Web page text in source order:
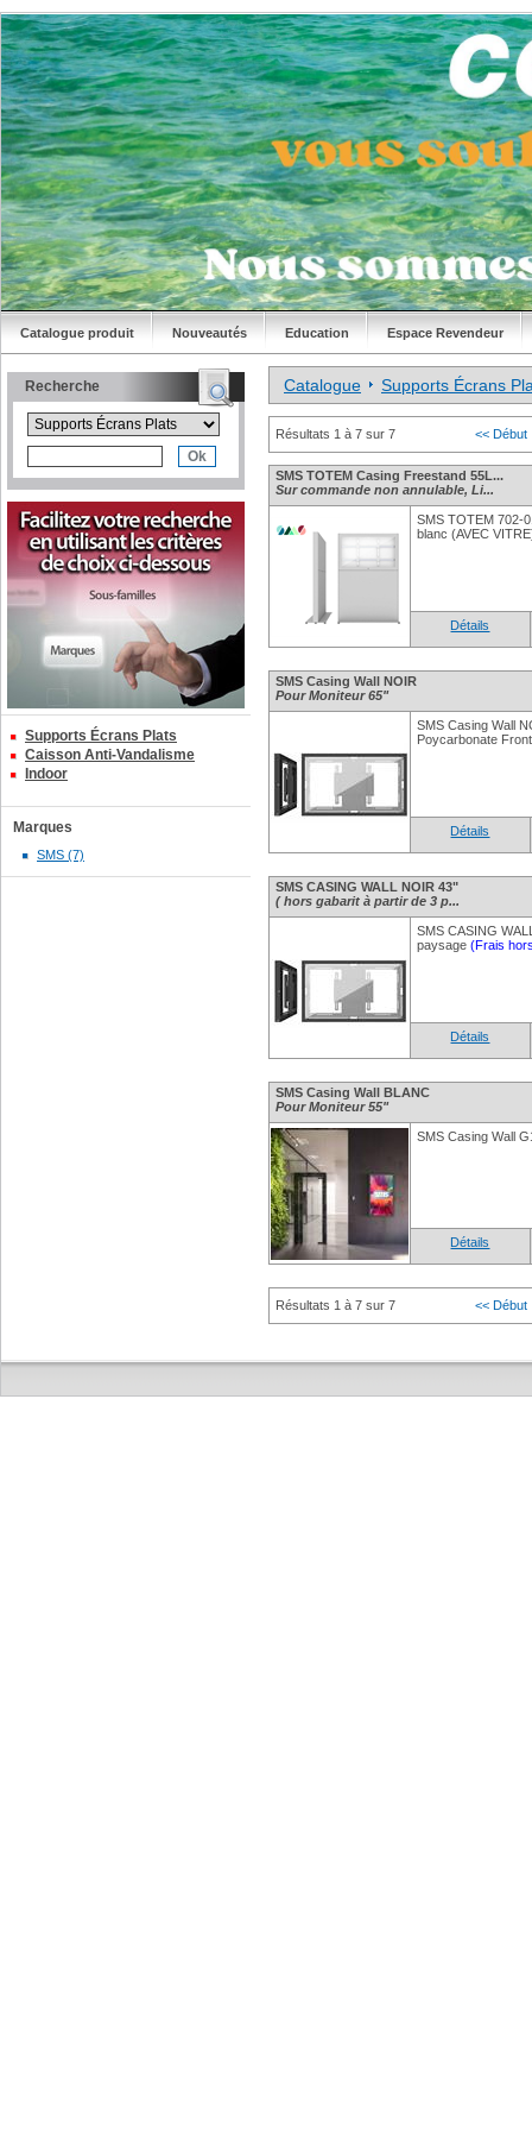
Catalogue produit Nouveautés Education Espace Revendeur
Recherche
Supports Écrans Plats
Caisson Anti-Vandalisme
Indoor
Marques
SMS (7)
Catalogue Supports Écrans
Résultats 1 à 7 sur 7 << Début
SMS TOTEM Casing Freestand 55L...
Sur commande non annulable, Li...
SMS TOTEM 702-
blanc (AVEC
Détails
SMS Casing Wall NOIR
Pour Moniteur 65"
SMS Casing Wall
Poycarbonate
Détails
SMS CASING WALL NOIR 43"
( hors gabarit à partir de 3 p...
SMS CASING
paysage (Frais
Détails
SMS Casing Wall BLANC
Pour Moniteur 55"
SMS Casing Wall
Détails
Résultats 1 à 7 sur 7 << Début